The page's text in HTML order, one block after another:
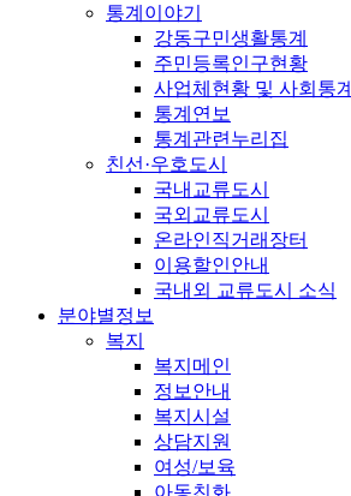
통계이야기
강동구민생활통계
주민등록인구현황
사업체현황 및 사회통계
통계연보
통계관련누리집
친선·우호도시
국내교류도시
국외교류도시
온라인직거래장터
이용할인안내
국내외 교류도시 소식
분야별정보
복지
복지메인
정보안내
복지시설
상담지원
여성/보육
아동친화